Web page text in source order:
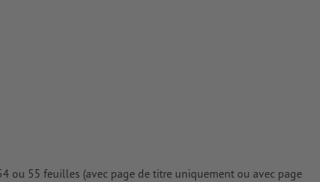
ou 55 feuilles (avec page de titre uniquement ou avec page